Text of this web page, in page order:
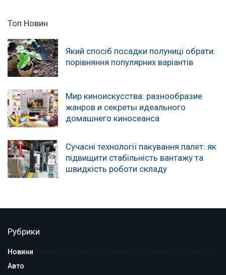
Топ Новин
Який спосіб посадки полуниці обрати:
порівняння популярних варіантів
Мир киноискусства: разнообразие
жанров и секреты идеального
домашнего киносеанса
Сучасні технології пакування палет: як
підвищити стабільність вантажу та
швидкість роботи складу
Рубрики
Новини
Авто